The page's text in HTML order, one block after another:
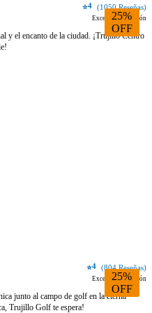
25%
OFF
⭐4 (1050 Reseñas)
Excelente ubicación
y el encanto de la ciudad. ¡Trujillo Centro
25%
OFF
⭐4 (804 Reseñas)
Excelente ubicación
junto al campo de golf en la eterna
Trujillo Golf te espera!